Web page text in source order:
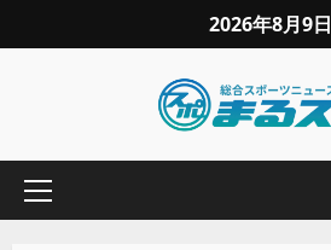
2026年8月9日